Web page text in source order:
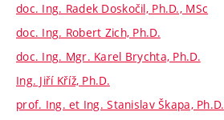
doc. Ing. Radek Doskočil, Ph.D., MSc
doc. Ing. Robert Zich, Ph.D.
doc. Ing. Mgr. Karel Brychta, Ph.D.
Ing. Jiří Kříž, Ph.D.
prof. Ing. et Ing. Stanislav Škapa, Ph.D.